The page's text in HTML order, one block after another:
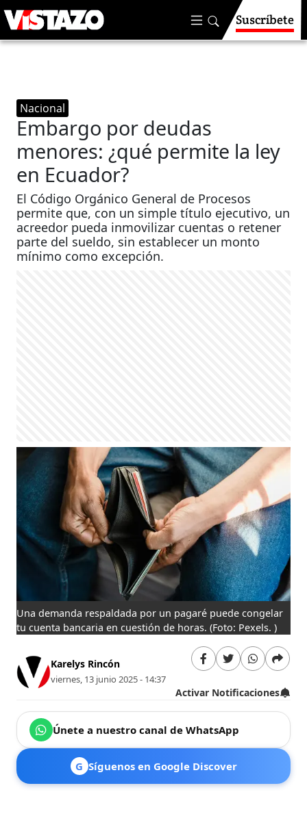
Suscríbete
Nacional
Embargo por deudas
menores: ¿qué permite la ley
en Ecuador?
El Código Orgánico General de Procesos
permite que, con un simple título ejecutivo, un
acreedor pueda inmovilizar cuentas o retener
parte del sueldo, sin establecer un monto
mínimo como excepción.
Una demanda respaldada por un pagaré puede congelar
tu cuenta bancaria en cuestión de horas. (Foto: Pexels. )
Karelys Rincón
viernes, 13 junio 2025 - 14:37
Activar Notificaciones
Únete a nuestro canal de WhatsApp
G Síguenos en Google Discover